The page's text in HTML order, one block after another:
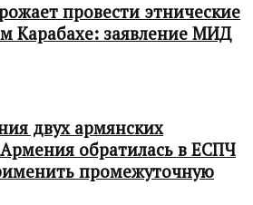
провести этнические
Карабахе: заявление МИД
двух армянских
обратилась в ЕСПЧ
промежуточную